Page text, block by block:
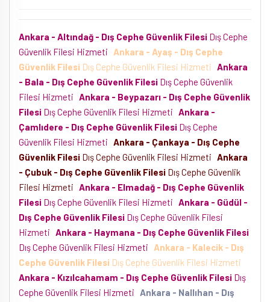
Ankara - Altındağ - Dış Cephe Güvenlik Filesi Dış Cephe
Güvenlik Filesi Hizmeti
Ankara - Ayaş - Dış Cephe
Güvenlik Filesi Dış Cephe Güvenlik Filesi Hizmeti Ankara
- Bala - Dış Cephe Güvenlik Filesi Dış Cephe Güvenlik
Filesi Hizmeti Ankara - Beypazarı - Dış Cephe Güvenlik
Filesi Dış Cephe Güvenlik Filesi Hizmeti Ankara -
Çamlıdere - Dış Cephe Güvenlik Filesi Dış Cephe
Güvenlik Filesi Hizmeti Ankara - Çankaya - Dış Cephe
Güvenlik Filesi Dış Cephe Güvenlik Filesi Hizmeti Ankara
- Çubuk - Dış Cephe Güvenlik Filesi Dış Cephe Güvenlik
Filesi Hizmeti Ankara - Elmadağ - Dış Cephe Güvenlik
Filesi Dış Cephe Güvenlik Filesi Hizmeti Ankara - Güdül -
Dış Cephe Güvenlik Filesi Dış Cephe Güvenlik Filesi
Hizmeti Ankara - Haymana - Dış Cephe Güvenlik Filesi
Dış Cephe Güvenlik Filesi Hizmeti
Ankara - Kalecik - Dış
Cephe Güvenlik Filesi Dış Cephe Güvenlik Filesi Hizmeti
Ankara - Kızılcahamam - Dış Cephe Güvenlik Filesi Dış
Cephe Güvenlik Filesi Hizmeti Ankara - Nallıhan - Dış